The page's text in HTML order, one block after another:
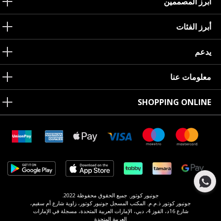
أبرز الفئات
يدعم
معلومات عنا
SHOPPING ONLINE
جونيور كوتور. جميع الحقوق محفوظة 2022.
جونيور كوتور ذ.م.م. المكتب المسجل جونيور كوتور، زاوية شارع أم سقيم،
شارع 16د، القوز 4، دبي، الإمارات العربية المتحدة، مسجلة في الإمارات
العربية المتحدة